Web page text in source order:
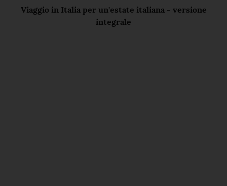
Viaggio in Italia per un'estate italiana - versione
integrale